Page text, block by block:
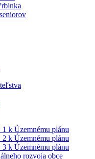
k Územnému plánu
k Územnému plánu
k Územnému plánu
rozvoja obce